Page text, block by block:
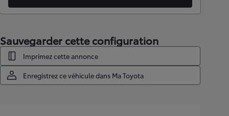
Sauvegarder cette configuration
Imprimez cette annonce
Enregistrez ce véhicule dans Ma Toyota